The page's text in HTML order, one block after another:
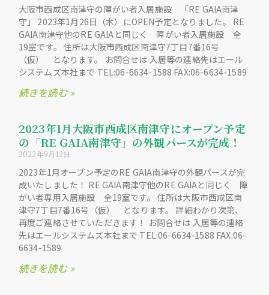
大阪市西成区南津守の障がい者入居施設 「RE GAIA南津
守」 2023年1月26日（木）にOPEN予定となりました。 RE
GAIA南津守他のRE GAIAと同じく 障がい者入居施設 全
19室です。 住所は大阪市西成区南津守7丁目7番16号
（仮） となります。 お問合せは 入居等の連絡先はエール
システムズ本社まで TEL:06-6634-1588 FAX:06-6634-1589
続きを読む »
2023年1月大阪市西成区南津守にオープン予定
の「RE GAIA南津守」の外観パースが完成！
2022年9月12日
2023年1月オープン予定のRE GAIA南津守の外観パースが完
成いたしました！ RE GAIA南津守他のRE GAIAと同じく 障
がい者専用入居施設 全19室です。 住所は大阪市西成区南
津守7丁目7番16号（仮） となります。 詳細わかり次第、
再度ご連絡させていただきます！ お問合せは 入居等の連絡
先はエールシステムズ本社まで TEL:06-6634-1588 FAX:06-
6634-1589
続きを読む »